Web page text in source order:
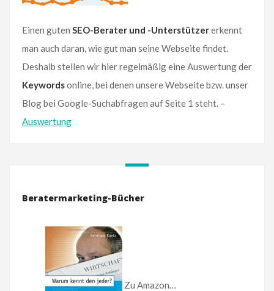
Einen guten SEO-Berater und -Unterstützererkennt
man auch daran, wie gut man seine Webseite findet.
Deshalb stellen wir hier regelmäßig eine Auswertung der
Keywordsonline, bei denen unsere Webseite bzw. unser
Blog bei Google-Suchabfragen auf Seite 1 steht. –
Auswertung
Beratermarketing-Bücher
Zu Amazon…